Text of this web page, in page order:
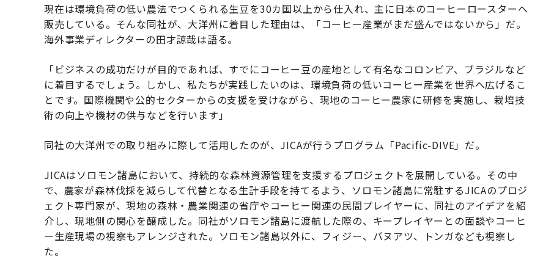
現在は環境負荷の低い農法でつくられる生豆を30カ国以上から仕入れ、主に日本のコーヒーロースターへ
販売している。そんな同社が、大洋州に着目した理由は、「コーヒー産業がまだ盛んではないから」だ。
海外事業ディレクターの田才諒哉は語る。
「ビジネスの成功だけが目的であれば、すでにコーヒー豆の産地として有名なコロンビア、ブラジルなど
に着目するでしょう。しかし、私たちが実践したいのは、環境負荷の低いコーヒー産業を世界へ広げるこ
とです。国際機関や公的セクターからの支援を受けながら、現地のコーヒー農家に研修を実施し、栽培技
術の向上や機材の供与などを行います」
同社の大洋州での取り組みに際して活用したのが、JICAが行うプログラム「Pacific-DIVE」だ。
JICAはソロモン諸島において、持続的な森林資源管理を支援するプロジェクトを展開している。その中
で、農家が森林伐採を減らして代替となる生計手段を持てるよう、ソロモン諸島に常駐するJICAのプロジ
ェクト専門家が、現地の森林・農業関連の省庁やコーヒー関連の民間プレイヤーに、同社のアイデアを紹
介し、現地側の関心を醸成した。同社がソロモン諸島に渡航した際の、キープレイヤーとの面談やコーヒ
ー生産現場の視察もアレンジされた。ソロモン諸島以外に、フィジー、バヌアツ、トンガなども視察し
た。